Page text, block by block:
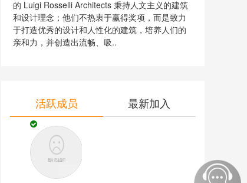
的 Luigi Rosselli Architects 秉持人文主义的建筑
和设计理念；他们不热衷于赢得奖项，而是致力
于打造优秀的设计和人性化的建筑，培养人们的
亲和力，并创造出流畅、吸..
活跃成员 最新加入